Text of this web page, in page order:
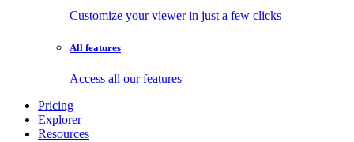
Customize your viewer in just a few clicks
All features
Access all our features
Pricing
Explorer
Resources